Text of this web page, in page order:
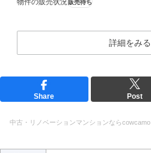
物件の販売状況販売待ち
詳細をみる
Share Post
中古・リノベーションマンションならcowcamo